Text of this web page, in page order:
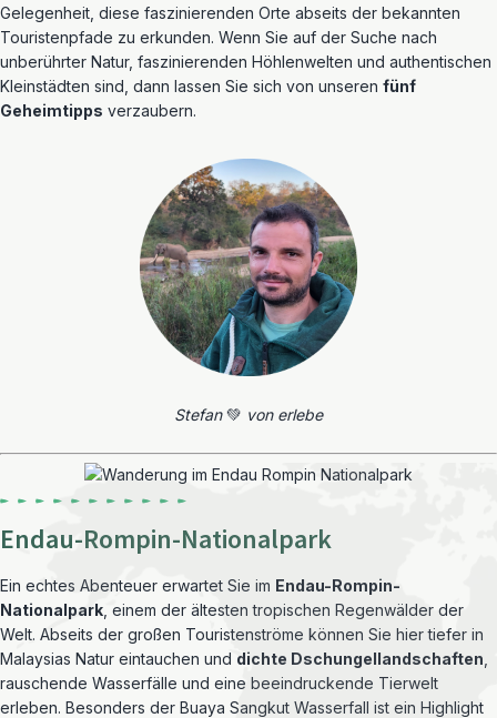
Gelegenheit, diese faszinierenden Orte abseits der bekannten
Touristenpfade zu erkunden. Wenn Sie auf der Suche nach
unberührter Natur, faszinierenden Höhlenwelten und authentischen
Kleinstädten sind, dann lassen Sie sich von unseren fünf
Geheimtipps verzaubern.
Stefan💚 von erlebe
Endau-Rompin-Nationalpark
Ein echtes Abenteuer erwartet Sie im Endau-Rompin-
Nationalpark , einem der ältesten tropischen Regenwälder der
Welt. Abseits der großen Touristenströme können Sie hier tiefer in
Malaysias Natur eintauchen und dichte Dschungellandschaften
rauschende Wasserfälle und eine beeindruckende Tierwelt
erleben. Besonders der Buaya Sangkut Wasserfall ist ein Highlight